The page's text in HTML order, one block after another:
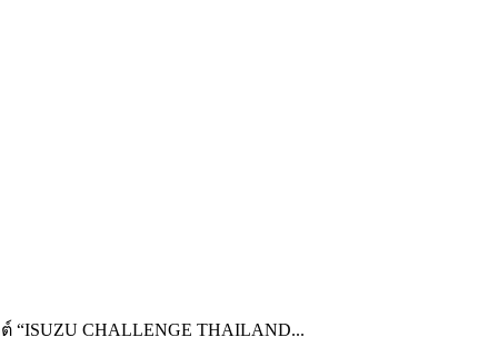
“ISUZU CHALLENGE THAILAND...